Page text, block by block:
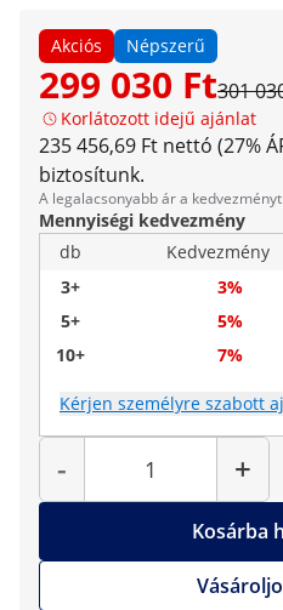
Akciós Népszerű
299 030 Ft301
Korlátozott idejű ajánlat
235 456,69 Ft nettó (27%
biztosítunk.
A legalacsonyabb ár a
Mennyiségi kedvezmény
db
Kedvezmény
3+
3%
5+
5%
10+
7%
Kérjen személyre szabott
-
Mennyiség
+
Kosárba